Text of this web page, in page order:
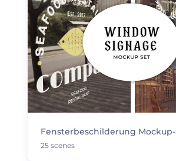
Fensterbeschilderung
25 scenes